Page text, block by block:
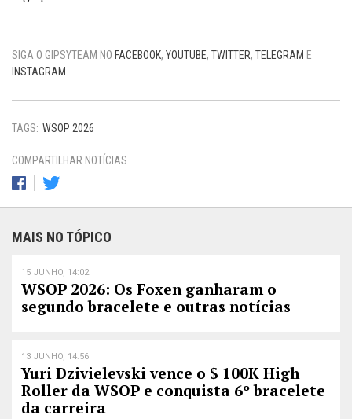
SIGA O GIPSYTEAM NO FACEBOOK, YOUTUBE, TWITTER, TELEGRAM E
INSTAGRAM.
TAGS: WSOP 2026
COMPARTILHAR NOTÍCIAS
MAIS NO TÓPICO
15 JUNHO, 14:02
WSOP 2026: Os Foxen ganharam o
segundo bracelete e outras notícias
13 JUNHO, 14:56
Yuri Dzivielevski vence o $ 100K High
Roller da WSOP e conquista 6º bracelete
da carreira